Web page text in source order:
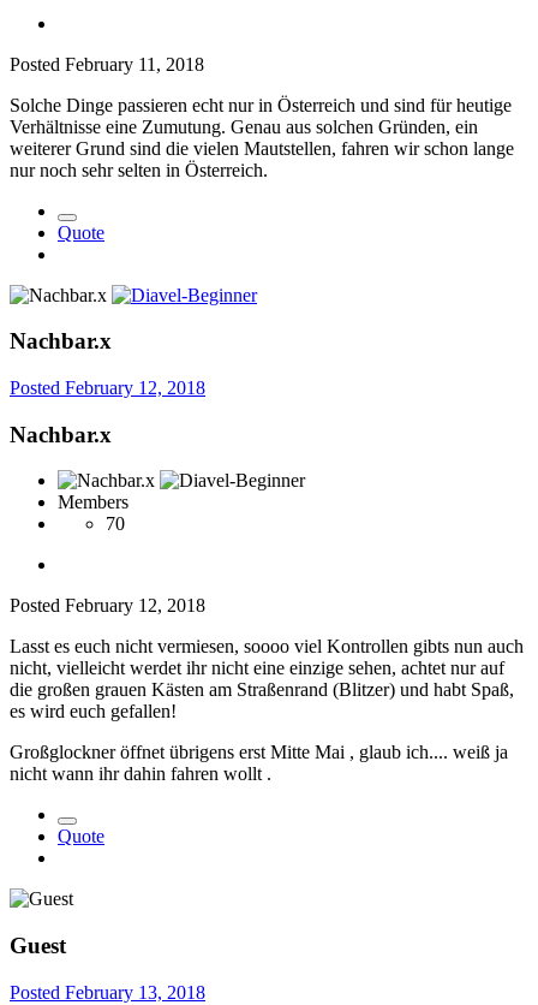
Posted February 11, 2018
Solche Dinge passieren echt nur in Österreich und sind für heutige
Verhältnisse eine Zumutung. Genau aus solchen Gründen, ein
weiterer Grund sind die vielen Mautstellen, fahren wir schon lange
nur noch sehr selten in Österreich.
Quote
Nachbar.x
Posted February 12, 2018
Nachbar.x
Members
70
Posted February 12, 2018
Lasst es euch nicht vermiesen, soooo viel Kontrollen gibts nun auch
nicht, vielleicht werdet ihr nicht eine einzige sehen, achtet nur auf
die großen grauen Kästen am Straßenrand (Blitzer) und habt Spaß,
es wird euch gefallen!
Großglockner öffnet übrigens erst Mitte Mai , glaub ich.... weiß ja
nicht wann ihr dahin fahren wollt .
Quote
Guest
Posted February 13, 2018